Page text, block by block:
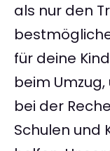
als nur den
für deine
beim
bei der
Schulen und